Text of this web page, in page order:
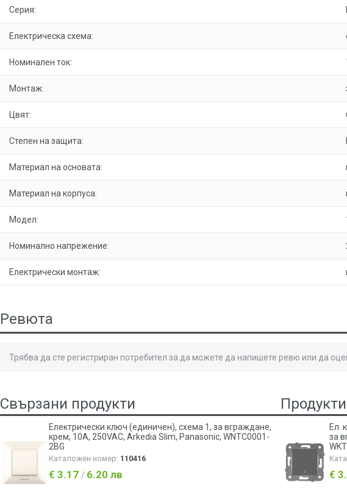
Серия:
Електрическа схема:
Номинален ток:
Монтаж:
Цвят:
Степен на защита:
Материал на основата:
Материал на корпуса:
Модел:
Номинално напрежение:
Електрически монтаж:
Ревюта
Трябва да сте регистриран потребител за да можете да напишете ревю или да
Свързани продукти
Електрически ключ (единичен), схема 1, за вграждане,
крем, 10А, 250VAC, Arkedia Slim, Panasonic, WNTC0001-
2BG
Каталожен номер: 110416
€ 3.17 / 6.20 лв
Ел.
за
€